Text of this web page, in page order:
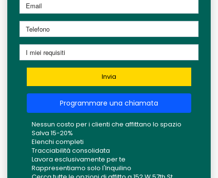
Invia
Programmare una chiamata
Nessun costo per i clienti che affittano lo spazio
Salva 15-20%
Elenchi completi
Tracciabilità consolidata
Lavora esclusivamente per te
Rappresentiamo solo l'Inquilino